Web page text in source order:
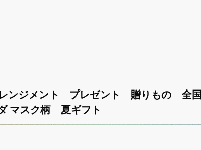
ンジメント プレゼント 贈りもの 全国
マスク柄 夏ギフト